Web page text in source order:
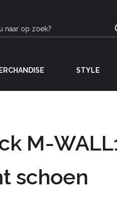
STYLE
M-
schoen